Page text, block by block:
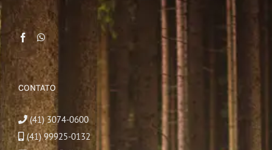
CONTATO
(41) 3074-0600
(41) 99925-0132